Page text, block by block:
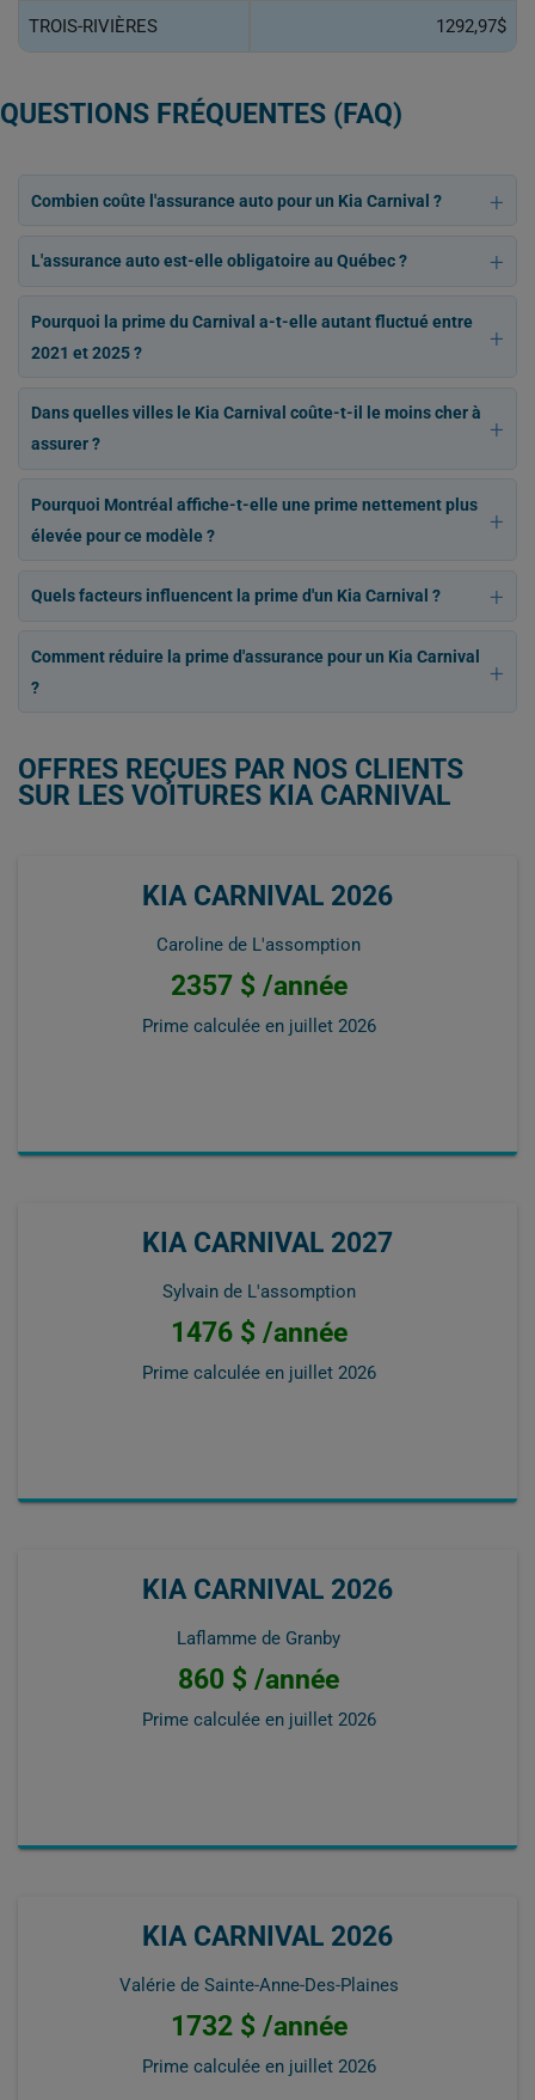
TROIS-RIVIÈRES 1292,97$
QUESTIONS FRÉQUENTES (FAQ)
Combien coûte l'assurance auto pour un Kia Carnival ?
L'assurance auto est-elle obligatoire au Québec ?
Pourquoi la prime du Carnival a-t-elle autant fluctué entre
2021 et 2025 ?
Dans quelles villes le Kia Carnival coûte-t-il le moins cher à
assurer ?
Pourquoi Montréal affiche-t-elle une prime nettement plus
élevée pour ce modèle ?
Quels facteurs influencent la prime d'un Kia Carnival ?
Comment réduire la prime d'assurance pour un Kia Carnival
?
OFFRES REÇUES PAR NOS CLIENTS
SUR LES VOITURES KIA CARNIVAL
KIA CARNIVAL 2026
Caroline de L'assomption
2357 $ /année
Prime calculée en juillet 2026
KIA CARNIVAL 2027
Sylvain de L'assomption
1476 $ /année
Prime calculée en juillet 2026
KIA CARNIVAL 2026
Laflamme de Granby
860 $ /année
Prime calculée en juillet 2026
KIA CARNIVAL 2026
Valérie de Sainte-Anne-Des-Plaines
1732 $ /année
Prime calculée en juillet 2026